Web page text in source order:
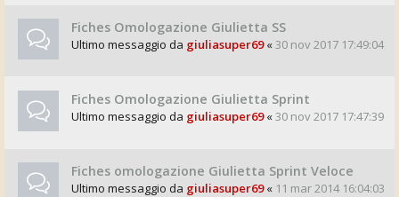
Fiches Omologazione Giulietta SS
Ultimo messaggio da giuliasuper69«30 nov 2017 17:49:04
Fiches Omologazione Giulietta Sprint
Ultimo messaggio da giuliasuper69«30 nov 2017 17:47:39
Fiches omologazione Giulietta Sprint Veloce
Ultimo messaggio da giuliasuper69« 11 mar 2014 16:04:03